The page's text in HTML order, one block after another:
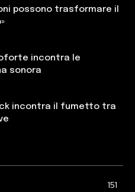
possono trasformare il
incontra le
sonora
incontra il fumetto tra
151